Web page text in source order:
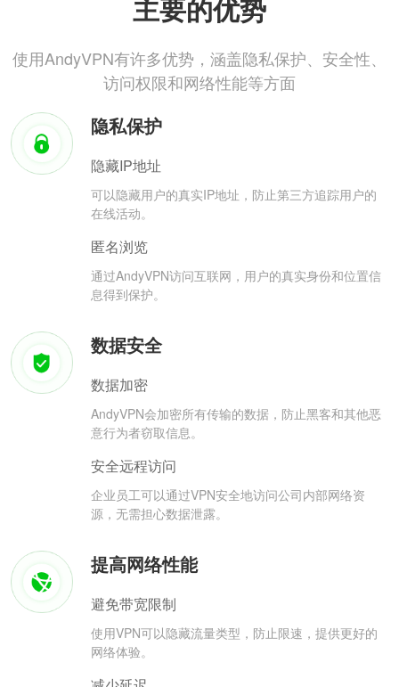
主要的优势
使用AndyVPN有许多优势，涵盖隐私保护、安全性、
访问权限和网络性能等方面
隐私保护
隐藏IP地址
可以隐藏用户的真实IP地址，防止第三方追踪用户的
在线活动。
匿名浏览
通过AndyVPN访问互联网，用户的真实身份和位置信
息得到保护。
数据安全
数据加密
AndyVPN会加密所有传输的数据，防止黑客和其他恶
意行为者窃取信息。
安全远程访问
企业员工可以通过VPN安全地访问公司内部网络资
源，无需担心数据泄露。
提高网络性能
避免带宽限制
使用VPN可以隐藏流量类型，防止限速，提供更好的
网络体验。